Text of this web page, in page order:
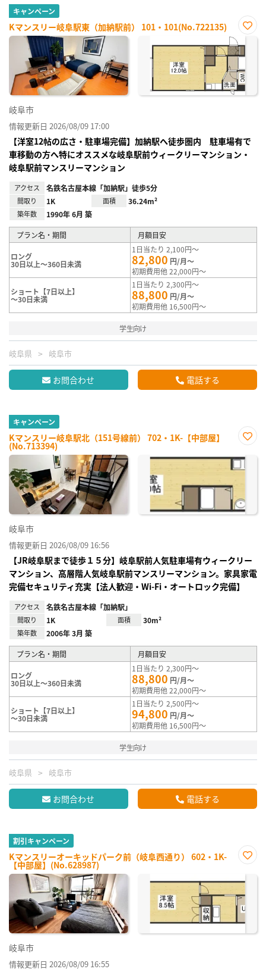
キャンペーン
Kマンスリー岐阜駅東（加納駅前） 101・101(No.722135)
お気
に入
り登
岐阜市
情報更新日 2026/08/09 17:00
【洋室12帖の広さ・駐車場完備】加納駅へ徒歩圏内 駐車場有で
車移動の方へ特にオススメな岐阜駅前ウィークリーマンション・
岐阜駅前マンスリーマンション
アクセス 名鉄名古屋本線「加納駅」徒歩5分
間取り 1K 面積 36.24m²
築年数 1990年 6月 築
プラン名・期間 月額目安
ロング
30日以上～360日未満
1日当たり 2,100円～
82,800 円/月～
初期費用他 22,000円～
ショート【7日以上】
～30日未満
1日当たり 2,300円～
88,800 円/月～
初期費用他 16,500円～
学生向け
岐阜県 岐阜市
お問合わせ 電話する
キャンペーン
Kマンスリー岐阜駅北（151号線前） 702・1K-【中部屋】
(No.713394)
に入
り登
岐阜市
情報更新日 2026/08/09 16:56
【JR岐阜駅まで徒歩１５分】岐阜駅前人気駐車場有ウィークリー
マンション、高層階人気岐阜駅前マンスリーマンション。家具家電
完備セキュリティ充実【法人歓迎・Wi-Fi・オートロック完備】
アクセス 名鉄名古屋本線「加納駅」
間取り 1K 面積 30m²
築年数 2006年 3月 築
プラン名・期間 月額目安
ロング
30日以上～360日未満
1日当たり 2,300円～
88,800 円/月～
初期費用他 22,000円～
ショート【7日以上】
～30日未満
1日当たり 2,500円～
94,800 円/月～
初期費用他 16,500円～
学生向け
岐阜県 岐阜市
お問合わせ 電話する
割引キャンペーン
Kマンスリーオーキッドパーク前（岐阜西通り） 602・1K-
【中部屋】(No.628987)
に入
り登
録
岐阜市
情報更新日 2026/08/09 16:55